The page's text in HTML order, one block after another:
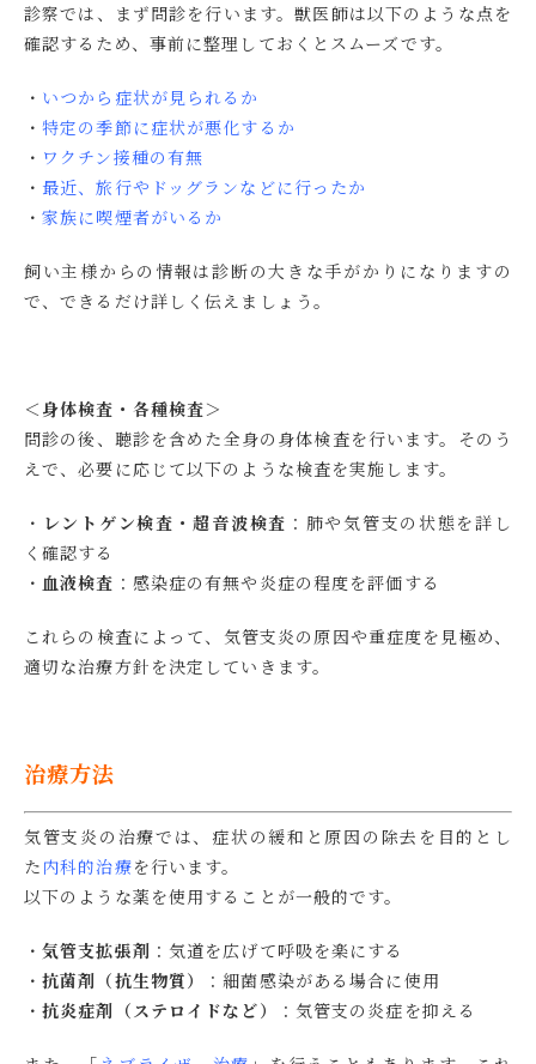
診察では、まず問診を行います。獣医師は以下のような点を
確認するため、事前に整理しておくとスムーズです。
・ いつから症状が見られるか
・特定の季節に症状が悪化するか
・ ワクチン接種の有無
・最近、旅行やドッグランなどに行ったか
・家族に喫煙者がいるか
飼い主様からの情報は診断の大きな手がかりになりますの
で、できるだけ詳しく伝えましょう。
＜身体検査・各種検査＞
問診の後、聴診を含めた全身の身体検査を行います。そのう
えで、必要に応じて以下のような検査を実施します。
・ レントゲン検査・超音波検査 ：肺や気管支の状態を詳し
く確認する
・ 血液検査 ：感染症の有無や炎症の程度を評価する
これらの検査によって、気管支炎の原因や重症度を見極め、
適切な治療方針を決定していきます。
治療方法
気管支炎の治療では、症状の緩和と原因の除去を目的とし
た 内科的治療を行います。
以下のような薬を使用することが一般的です。
・気管支拡張剤 ：気道を広げて呼吸を楽にする
・抗菌剤（抗生物質）
：細菌感染がある場合に使用
・抗炎症剤（ステロイドなど） ：気管支の炎症を抑える